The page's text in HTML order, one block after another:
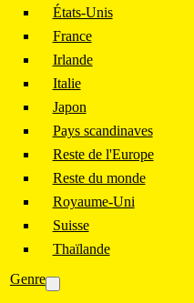
États-Unis
France
Irlande
Italie
Japon
Pays scandinaves
Reste de l'Europe
Reste du monde
Royaume-Uni
Suisse
Thaïlande
Genre